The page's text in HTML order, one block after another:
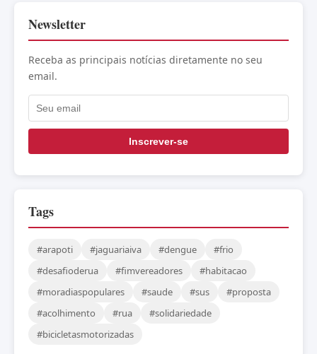
Newsletter
Receba as principais notícias diretamente no seu
email.
Inscrever-se
Tags
#arapoti #jaguariaiva #dengue
#frio
#desafioderua
#fimvereadores
#habitacao
#moradiaspopulares
#saude #sus
#proposta
#acolhimento
#rua
#solidariedade
#bicicletasmotorizadas